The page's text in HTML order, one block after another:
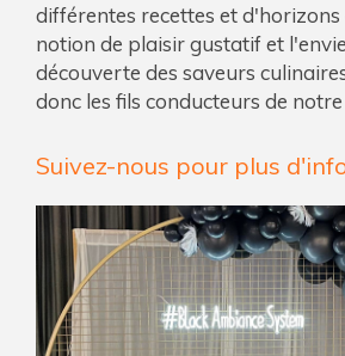
différentes recettes et d'horizons
notion de plaisir gustatif et
découverte des saveurs
donc les fils conducteurs de
Suivez-nous pour plus